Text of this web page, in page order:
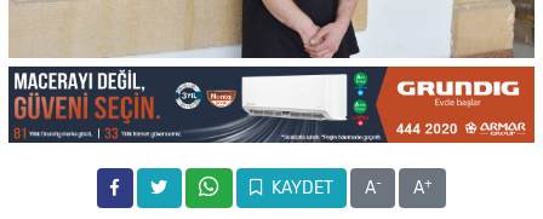
KAYDET A- A+